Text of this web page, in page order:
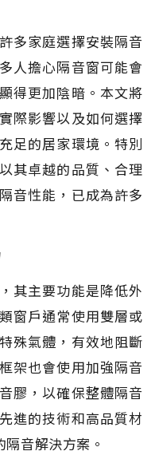
多家庭選擇安裝隔音
人擔心隔音窗可能會
得更加陰暗。本文將
際影響以及如何選擇
足的居家環境。特別
其卓越的品質、合理
音性能，已成為許多
其主要功能是降低外
窗戶通常使用雙層或
殊氣體，有效地阻斷
架也會使用加強隔音
膠，以確保整體隔音
進的技術和高品質材
音解決方案。